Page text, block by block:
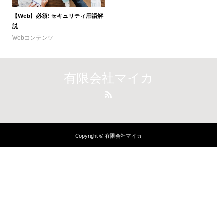
【Web】必須! セキュリティ用語解
説
Webコンテンツ
有限会社マイカ
Copyright © 有限会社マイカ